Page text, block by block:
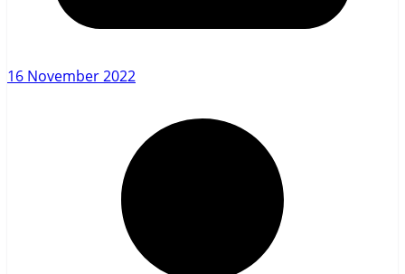
16 November 2022